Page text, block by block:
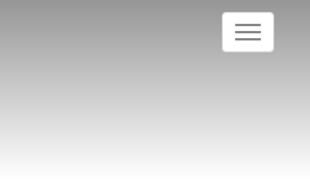
Toggle